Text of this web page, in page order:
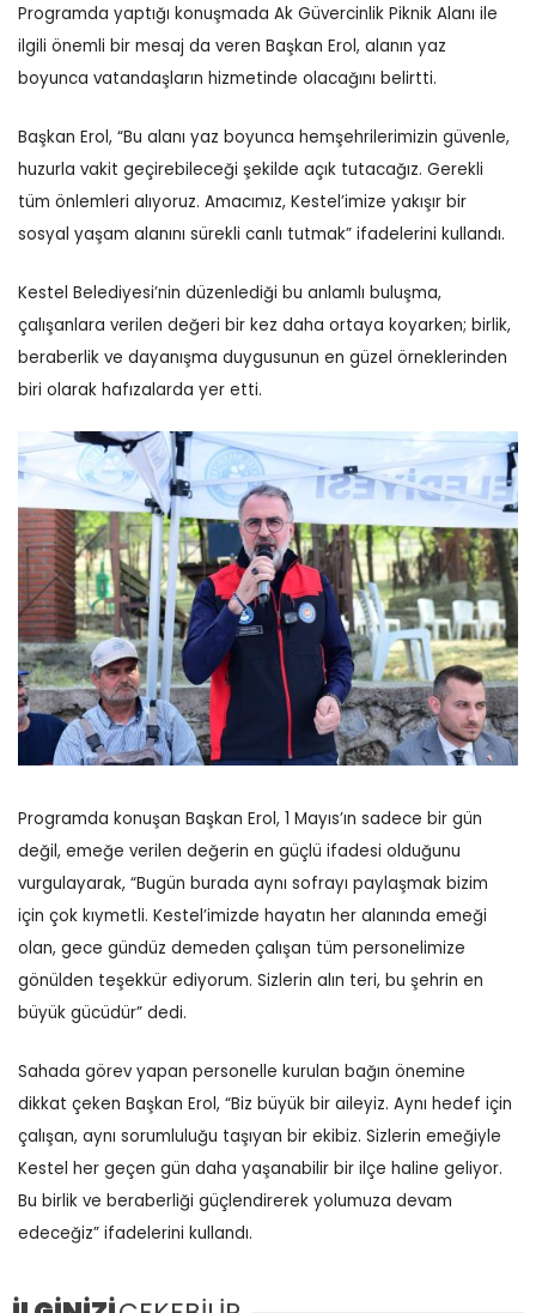
Programda yaptığı konuşmada Ak Güvercinlik Piknik Alanı ile
ilgili önemli bir mesaj da veren Başkan Erol, alanın yaz
boyunca vatandaşların hizmetinde olacağını belirtti.
Başkan Erol, “Bu alanı yaz boyunca hemşehrilerimizin güvenle,
huzurla vakit geçirebileceği şekilde açık tutacağız. Gerekli
tüm önlemleri alıyoruz. Amacımız, Kestel’imize yakışır bir
sosyal yaşam alanını sürekli canlı tutmak” ifadelerini kullandı.
Kestel Belediyesi’nin düzenlediği bu anlamlı buluşma,
çalışanlara verilen değeri bir kez daha ortaya koyarken; birlik,
beraberlik ve dayanışma duygusunun en güzel örneklerinden
biri olarak hafızalarda yer etti.
Programda konuşan Başkan Erol, 1 Mayıs’ın sadece bir gün
değil, emeğe verilen değerin en güçlü ifadesi olduğunu
vurgulayarak, “Bugün burada aynı sofrayı paylaşmak bizim
için çok kıymetli. Kestel’imizde hayatın her alanında emeği
olan, gece gündüz demeden çalışan tüm personelimize
gönülden teşekkür ediyorum. Sizlerin alın teri, bu şehrin en
büyük gücüdür” dedi.
Sahada görev yapan personelle kurulan bağın önemine
dikkat çeken Başkan Erol, “Biz büyük bir aileyiz. Aynı hedef için
çalışan, aynı sorumluluğu taşıyan bir ekibiz. Sizlerin emeğiyle
Kestel her geçen gün daha yaşanabilir bir ilçe haline geliyor.
Bu birlik ve beraberliği güçlendirerek yolumuza devam
edeceğiz” ifadelerini kullandı.